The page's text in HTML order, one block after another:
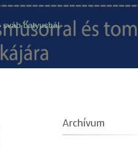
sváb batyusbál
Archívum